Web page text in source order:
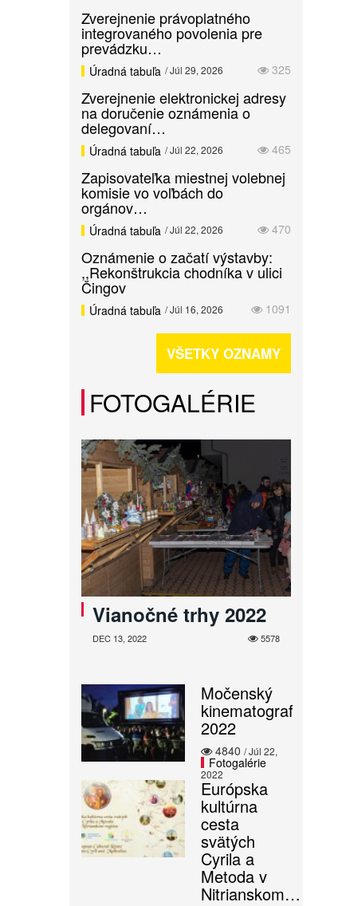
Zverejnenie právoplatného
integrovaného povolenia pre
prevádzku…
325
Úradná tabuľa / Júl 29, 2026
Zverejnenie elektronickej adresy
na doručenie oznámenia o
delegovaní…
465
Úradná tabuľa / Júl 22, 2026
Zapisovateľka miestnej volebnej
komisie vo voľbách do
orgánov…
470
Úradná tabuľa / Júl 22, 2026
Oznámenie o začatí výstavby:
,,Rekonštrukcia chodníka v ulici
Čingov
1091
Úradná tabuľa / Júl 16, 2026
VŠETKY OZNAMY
FOTOGALÉRIE
Vianočné trhy 2022
5578
DEC 13, 2022
Močenský
kinematograf
2022
4840
Fotogalérie
/ Júl 22,
2022
Európska
kultúrna
cesta
svätých
Cyrila a
Metoda v
Nitrianskom…